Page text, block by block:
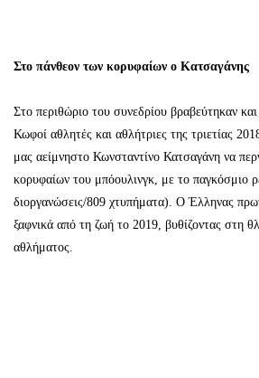
Στο πάνθεον των κορυφαίων ο Κατσαγάνης
Στο περιθώριο του συνεδρίου βραβεύτηκαν
Κωφοί αθλητές και αθλήτριες της τριετίας
μας αείμνηστο Κωνσταντίνο Κατσαγάνη να
κορυφαίων του μπόουλινγκ, με το παγκόσμιο
διοργανώσεις/809 χτυπήματα). Ο Έλληνας
ξαφνικά από τη ζωή το 2019, βυθίζοντας στη
αθλήματος.